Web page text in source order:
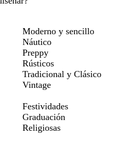
Moderno y sencillo
Náutico
Preppy
Rústicos
Tradicional y Clásico
Vintage
Festividades
Graduación
Religiosas